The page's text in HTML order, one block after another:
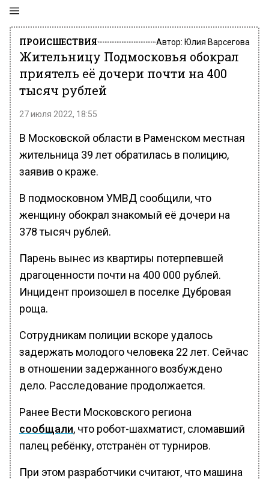
ПРОИСШЕСТВИЯ Автор: Юлия Варсегова
Жительницу Подмосковья обокрал
приятель её дочери почти на 400
тысяч рублей
27 июля 2022, 18:55
В Московской области в Раменском местная
жительница 39 лет обратилась в полицию,
заявив о краже.
В подмосковном УМВД сообщили, что
женщину обокрал знакомый её дочери на
378 тысяч рублей.
Парень вынес из квартиры потерпевшей
драгоценности почти на 400 000 рублей.
Инцидент произошел в поселке Дубровая
роща.
Сотрудникам полиции вскоре удалось
задержать молодого человека 22 лет. Сейчас
в отношении задержанного возбуждено
дело. Расследование продолжается.
Ранее Вести Московского региона
сообщали, что робот-шахматист, сломавший
палец ребёнку, отстранён от турниров.
При этом разработчики считают, что машина